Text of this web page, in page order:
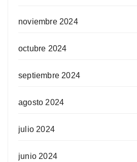
noviembre 2024
octubre 2024
septiembre 2024
agosto 2024
julio 2024
junio 2024